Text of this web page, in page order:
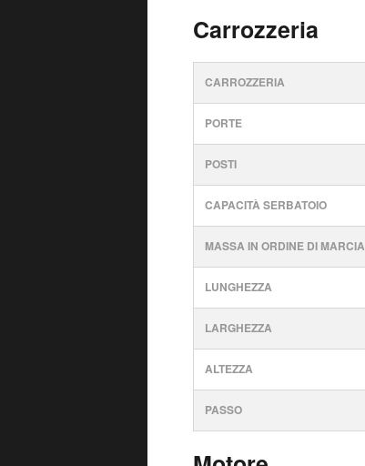
Carrozzeria
CARROZZERIA
PORTE
POSTI
CAPACITÀ SERBATOIO
MASSA IN ORDINE DI MARCIA
LUNGHEZZA
LARGHEZZA
ALTEZZA
PASSO